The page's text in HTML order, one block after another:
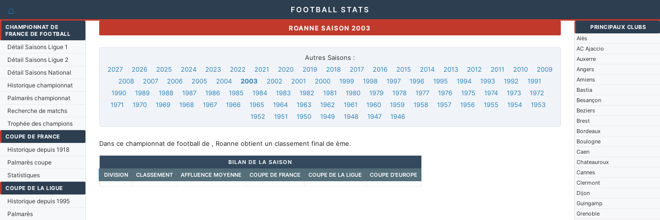
⌂ FOOTBALL STATS
CHAMPIONNAT DE
FRANCE DE FOOTBALL
Détail Saisons Ligue 1
Détail Saisons Ligue 2
Détail Saisons National
Historique championnat
Palmarès championnat
Recherche de matchs
Trophée des champions
COUPE DE FRANCE
Historique depuis 1918
Palmarès coupe
Statistiques
COUPE DE LA LIGUE
Historique depuis 1995
Palmarès
PRINCIPAUX CLUBS
Alès
AC Ajaccio
Auxerre
Angers
Amiens
Bastia
Besançon
Beziers
Brest
Bordeaux
Boulogne
Caen
Chateauroux
Cannes
Clermont
Dijon
Guingamp
Grenoble
ROANNE SAISON 2003
Autres Saisons :
2027
2026 2025 2024 2023 2022 2021 2020 2019 2018 2017 2016 2015 2014 2013 2012 2011 2010
2009
2008
2007 2006 2005 2004 2003 2002 2001 2000 1999 1998 1997 1996 1995 1994 1993 1992
1991
1990
1989 1988 1987 1986 1985 1984 1983 1982 1981 1980 1979 1978 1977 1976 1975 1974 1973
1972
1971
1970 1969 1968 1967 1966 1965 1964 1963 1962 1961 1960 1959 1958 1957 1956 1955 1954
1953
1952
1951 1950 1949 1948 1947 1946
Dans ce championnat de football de , Roanne obtient un classement final de ème.
BILAN DE LA SAISON
DIVISION
CLASSEMENT AFFLUENCE MOYENNE COUPE DE FRANCE COUPE DE LA LIGUE COUPE D'EUROPE